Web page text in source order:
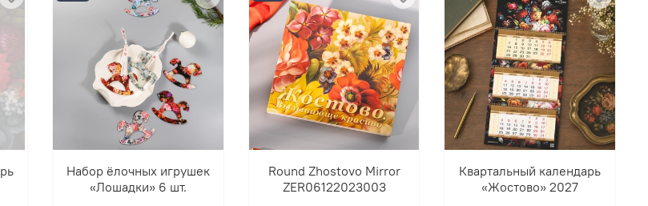
Набор ёлочных игрушек
«Лошадки» 6 шт.
Round Zhostovo Mirror
ZER06122023003
Квартальный календарь
«Жостово» 2027